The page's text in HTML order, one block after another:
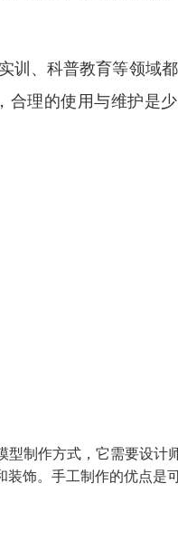
训、科普教育等领域
合理的使用与维护是
型制作方式，它需要设计
装饰。手工制作的优点是